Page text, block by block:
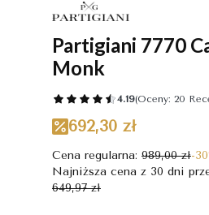
Partigiani 7770
Monk
4.19(Oceny: 20
692,30 zł
Cena regularna: 989,00 zł-
Najniższa cena z 30 dni
649,97 zł